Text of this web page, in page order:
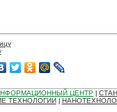
ЦЕНТР
ТЕХНОЛОГИИ